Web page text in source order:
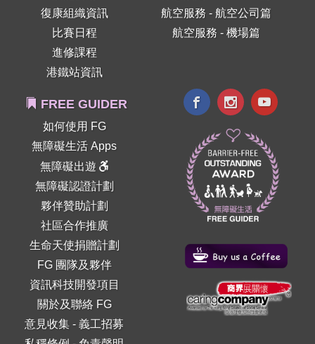
復康組織資訊
比賽日程
進修課程
港鐵站資訊
航空服務 - 航空公司篇
航空服務 - 機場篇
FREE GUIDER
如何使用 FG
無障礙生活 Apps
無障礙出遊
無障礙認證計劃
夥伴贊助計劃
社區合作推廣
生命天使捐贈計劃
FG 團隊及夥伴
資訊科技開發項目
關於及聯絡 FG
意見收集 -義工招募